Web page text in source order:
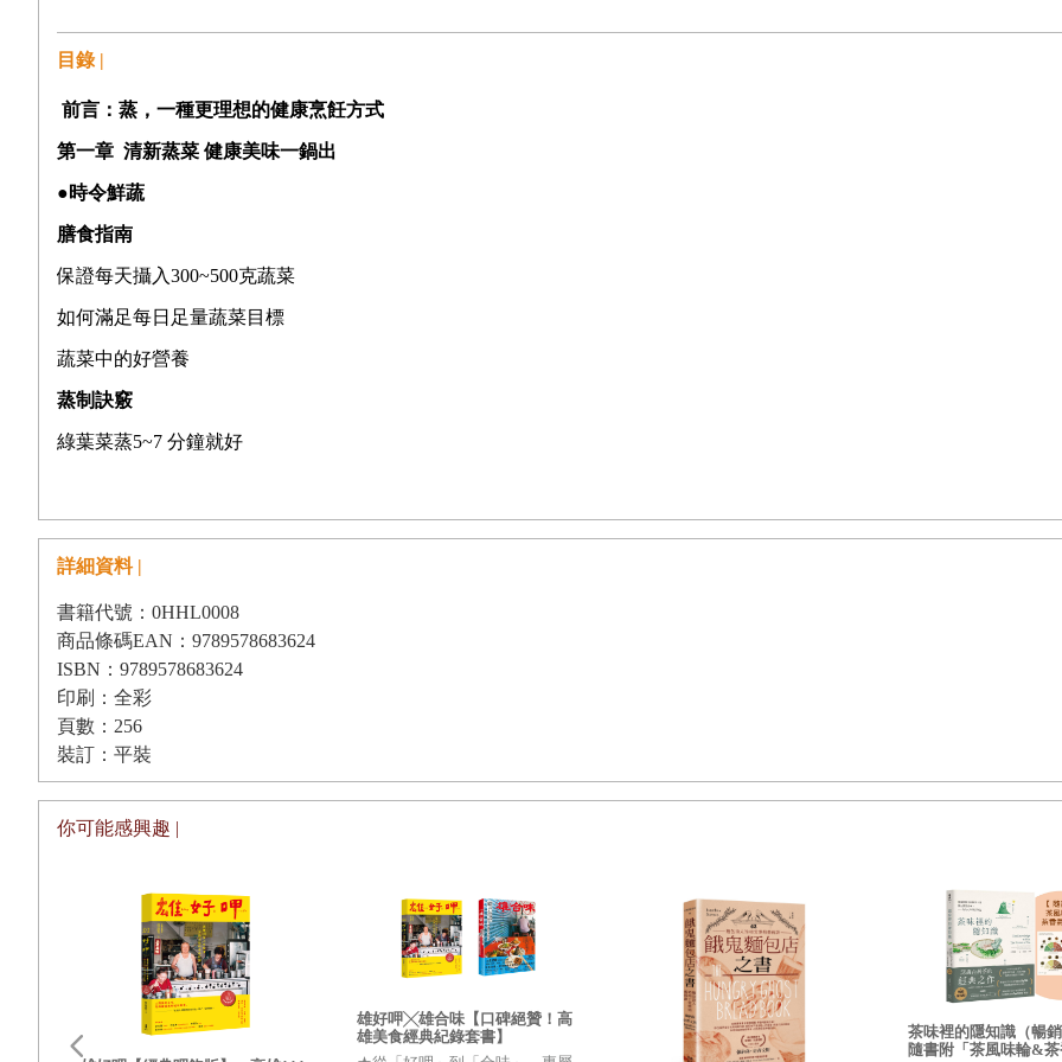
目錄 |
前言：蒸，一種更理想的健康烹飪方式
第一章 清新蒸菜 健康美味一鍋出
●時令鮮蔬
膳食指南
保證每天攝入300~500克蔬菜
如何滿足每日足量蔬菜目標
蔬菜中的好營養
蒸制訣竅
綠葉菜蒸5~7 分鐘就好
粉蒸白菜----利尿，預防高血壓
白菜雞肉卷----
菜心蒸鹹蛋----緩解疲勞
蒜蒸白菜----促進腸胃蠕動，排毒
雞汁芽白----
肉末蒸高麗菜----
酸湯空心菜----
清蒸茄子----避免膽固醇沉積
蒜蓉蒸茄子----抗衰老
梅乾菜蒸苦瓜----消除疲勞，防苦夏
米穀粉蒸南瓜----抗氧化，防衰老
詳細資料 |
書籍代號：0HHL0008
商品條碼EAN：9789578683624
ISBN：9789578683624
印刷：全彩
頁數：256
裝訂：平裝
你可能感興趣 |
雄好呷╳雄合味【口碑絕贊！高
雄美食經典紀錄套書】
茶味裡的隱知識（暢
隨書附「茶風味輪&